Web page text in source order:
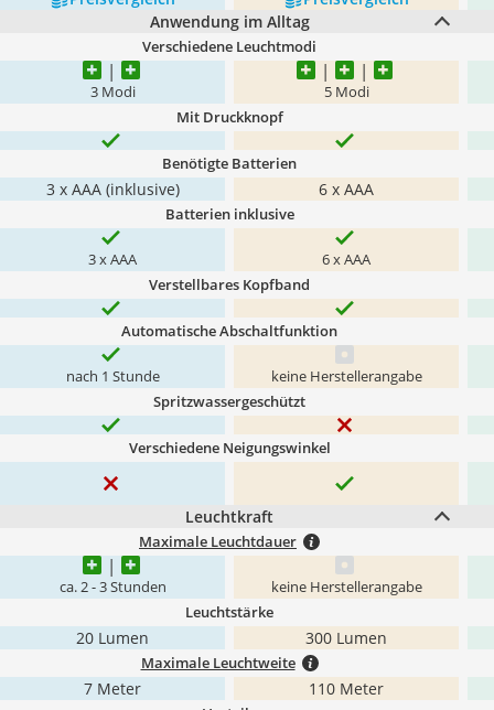
Anwendung im Alltag
Verschiedene Leuchtmodi
3 Modi 5 Modi
Mit Druckknopf
Benötigte Batterien
3 x AAA (inklusive) 6 x AAA
Batterien inklusive
3 x AAA 6 x AAA
Verstellbares Kopfband
Automatische Abschaltfunktion
nach 1 Stunde keine Herstellerangabe
Spritzwassergeschützt
Verschiedene Neigungswinkel
Leuchtkraft
Maximale Leuchtdauer
ca. 2 - 3 Stunden keine Herstellerangabe
Leuchtstärke
20 Lumen 300 Lumen
Maximale Leuchtweite
7 Meter 110 Meter